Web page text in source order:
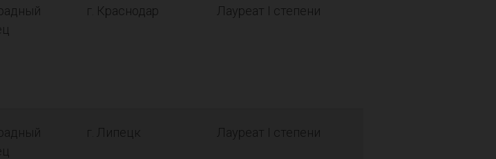
г. Краснодар Лауреат I степени
г. Липецк Лауреат I степени